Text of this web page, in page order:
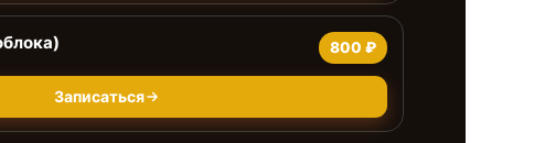
800 ₽
Записаться